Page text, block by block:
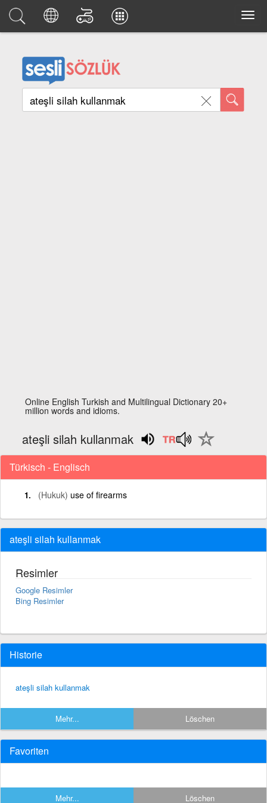
Online English Turkish and Multilingual Dictionary 20+
million words and idioms.
ateşli silah kullanmak
Türkisch - Englisch
(Hukuk) use of firearms
ateşli silah kullanmak
Resimler
Google Resimler
Bing Resimler
Historie
ateşli silah kullanmak
Mehr... Löschen
Favoriten
Mehr... Löschen